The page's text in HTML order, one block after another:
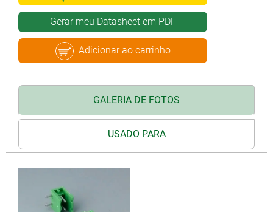
Gerar meu Datasheet em PDF
Adicionar ao carrinho
GALERIA DE FOTOS
USADO PARA